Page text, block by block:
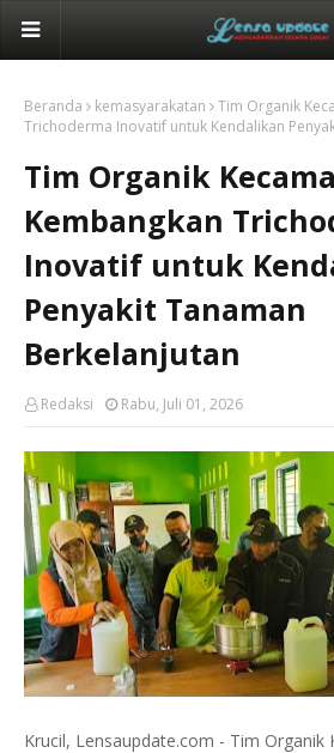
Beranda kemasyarakatan
Tim Organik
Trichoderma Inovatif untuk Kendalikan
Tim Organik
Kembangkan
Inovatif untuk
Penyakit Tanaman
Berkelanjutan
Redaksi Rabu, Juli 01, 2026
Krucil, Lensaupdate.com - Tim Organik